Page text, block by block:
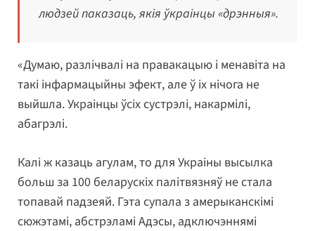
людзей паказаць, якія ўкраінцы «дрэнныя».
«Думаю, разлічвалі на правакацыю і менавіта на
такі інфармацыйны эфект, але ў іх нічога не
выйшла. Украінцы ўсіх сустрэлі, накармілі,
абагрэлі.
Калі ж казаць агулам, то для Украіны высылка
больш за 100 беларускіх палітвязняў не стала
топавай падзеяй. Гэта супала з амерыканскімі
сюжэтамі, абстрэламі Адэсы, адключэннямі